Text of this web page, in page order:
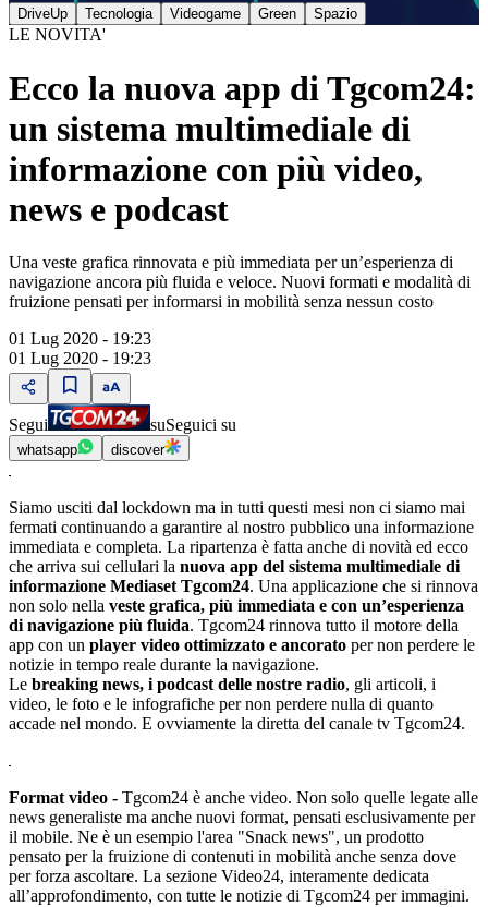
DriveUp Tecnologia Videogame Green Spazio
LE NOVITA'
Ecco la nuova app di Tgcom24:
un sistema multimediale di
informazione con più video,
news e podcast
Una veste grafica rinnovata e più immediata per un’esperienza di
navigazione ancora più fluida e veloce. Nuovi formati e modalità di
fruizione pensati per informarsi in mobilità senza nessun costo
01 Lug 2020 - 19:23
01 Lug 2020 - 19:23
Segui suSeguici su
whatsapp discover
Siamo usciti dal lockdown ma in tutti questi mesi non ci siamo mai
fermati continuando a garantire al nostro pubblico una informazione
immediata e completa. La ripartenza è fatta anche di novità ed ecco
che arriva sui cellulari la nuova app del sistema multimediale di
informazione Mediaset Tgcom24. Una applicazione che si rinnova
non solo nella veste grafica, più immediata e con un’esperienza
di navigazione più fluida. Tgcom24 rinnova tutto il motore della
app con un player video ottimizzato e ancorato per non perdere le
notizie in tempo reale durante la navigazione.
Le breaking news, i podcast delle nostre radio, gli articoli, i
video, le foto e le infografiche per non perdere nulla di quanto
accade nel mondo. E ovviamente la diretta del canale tv Tgcom24.
Format video - Tgcom24 è anche video. Non solo quelle legate alle
news generaliste ma anche nuovi format, pensati esclusivamente per
il mobile. Ne è un esempio l'area "Snack news", un prodotto
pensato per la fruizione di contenuti in mobilità anche senza dove
per forza ascoltare. La sezione Video24, interamente dedicata
all’approfondimento, con tutte le notizie di Tgcom24 per immagini.